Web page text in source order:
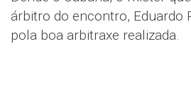
árbitro do encontro, Eduardo
pola boa arbitraxe realizada.